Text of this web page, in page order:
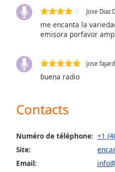
descriptions
off,
selected
subtitles
settings,
settings
subtitles
off
Jose Diaz
me encanta la
emisora porfavor
jose
buena radio
Contacts
Numéro de téléphone: +1
Site:
Email: